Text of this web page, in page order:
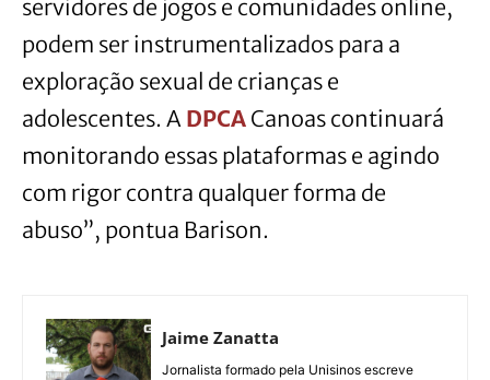
servidores de jogos e comunidades online,
podem ser instrumentalizados para a
exploração sexual de crianças e
adolescentes. A DPCA Canoas continuará
monitorando essas plataformas e agindo
com rigor contra qualquer forma de
abuso”, pontua Barison.
Jaime Zanatta
Jornalista formado pela Unisinos escreve